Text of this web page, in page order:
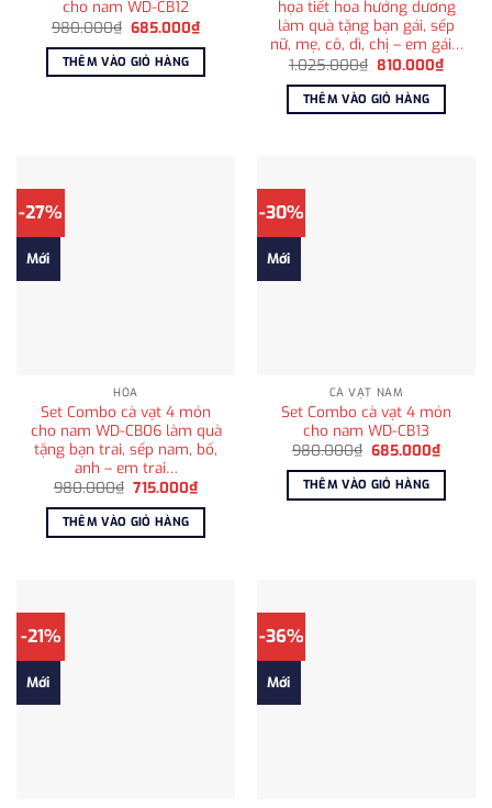
cho nam WD-CB12
980.000₫ Giá
là:
980.000₫.
685.000₫Giá
hiện
tại
685.000₫.
THÊM VÀO GIỎ HÀNG
họa tiết hoa hướng dương
làm quà tặng bạn gái, sếp
nữ, mẹ, cô, dì, chị – em gái…
1.025.000₫ Giá
là:
1.025.000₫.
810.000₫Giá
hiện
tại
THÊM VÀO GIỎ HÀNG
-27%
Mới
HỎA
Set Combo cà vạt 4 món
cho nam WD-CB06 làm quà
tặng bạn trai, sếp nam, bố,
anh – em trai…
980.000₫ Giá
là:
980.000₫.
715.000₫Giá
tại
715.000₫.
THÊM VÀO GIỎ HÀNG
-30%
Mới
CÀ VẠT NAM
Set Combo cà vạt 4 món
cho nam WD-CB13
980.000₫ Giá
là:
980.000₫.
685.000₫Giá
tại
THÊM VÀO GIỎ HÀNG
-21%
Mới
-36%
Mới